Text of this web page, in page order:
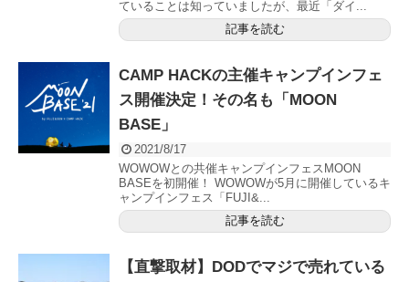
ていることは知っていましたが、最近「ダイ...
記事を読む
CAMP HACKの主催キャンプインフェ
ス開催決定！その名も「MOON
BASE」
2021/8/17
WOWOWとの共催キャンプインフェスMOON
BASEを初開催！ WOWOWが5月に開催しているキ
ャンプインフェス「FUJI&...
記事を読む
【直撃取材】DODでマジで売れている